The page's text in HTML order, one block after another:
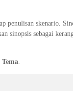
penulisan skenario.
sinopsis sebagai
Tema.